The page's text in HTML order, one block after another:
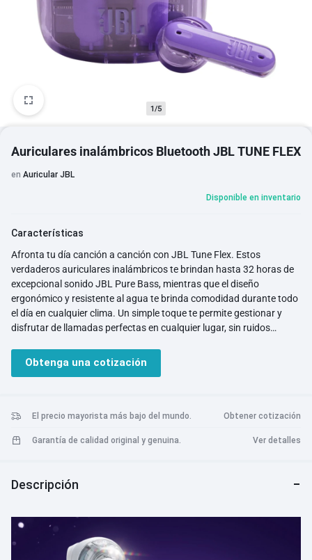
1/5
Auriculares inalámbricos Bluetooth JBL TUNE FLEX
en Auricular JBL
Disponible en inventario
Características
Afronta tu día canción a canción con JBL Tune Flex. Estos
verdaderos auriculares inalámbricos te brindan hasta 32 horas de
excepcional sonido JBL Pure Bass, mientras que el diseño
ergonómico y resistente al agua te brinda comodidad durante todo
el día en cualquier clima. Un simple toque te permite gestionar y
disfrutar de llamadas perfectas en cualquier lugar, sin ruidos
Smart Ambient, tú eliges si quieres desconectarte del mundo o
interactuar con tu entorno. El diseño abierto de la barra de luz
Headphones te permite personalizar toda tu experiencia auditiva.
Obtenga una cotización
El precio mayorista más bajo del mundo. Obtener cotización
Garantía de calidad original y genuina. Ver detalles
Descripción